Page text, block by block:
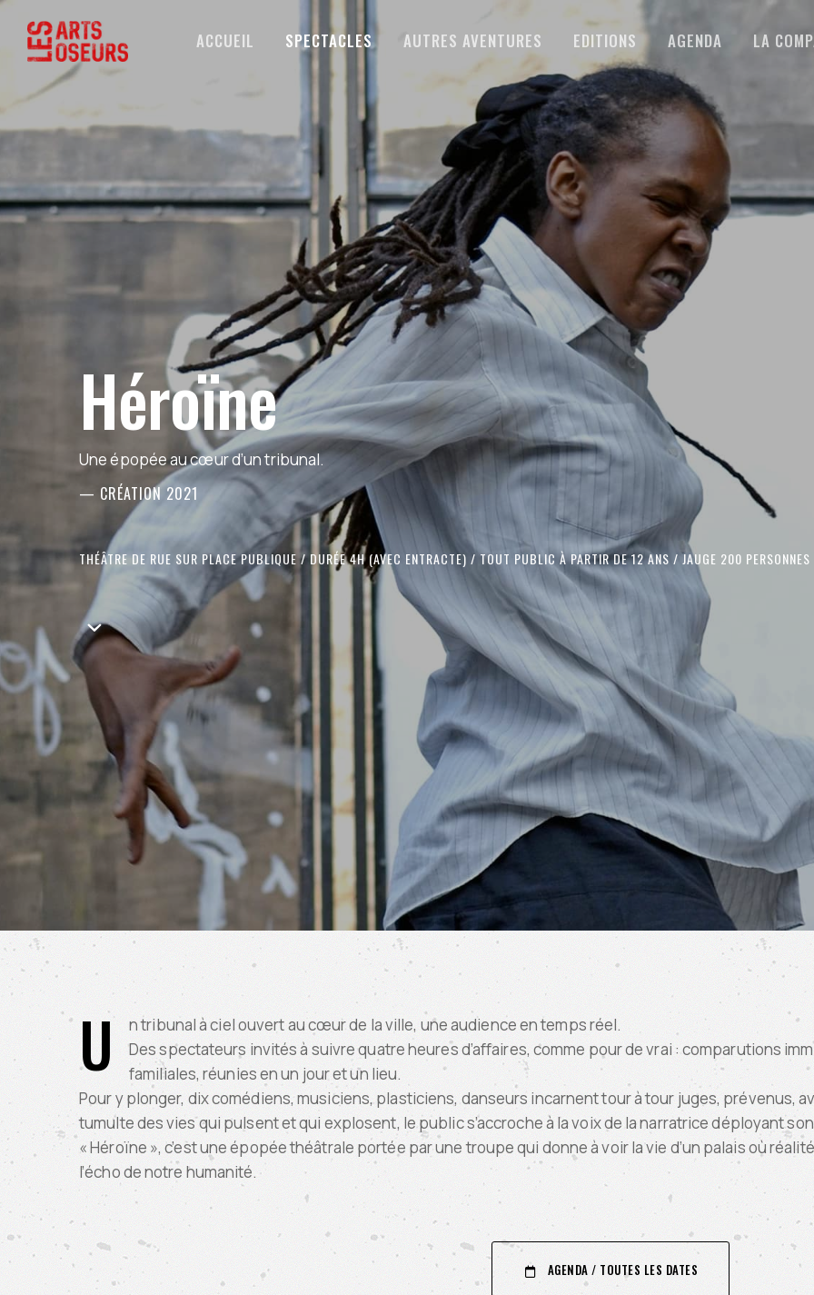
ACCUEIL SPECTACLES AUTRES AVENTURES EDITIONS AGENDA LA
Héroïne
Une épopée au cœur d’un tribunal.
— CRÉATION 2021
THÉÂTRE DE RUE SUR PLACE PUBLIQUE / DURÉE 4H (AVEC ENTRACTE) / TOUT PUBLIC À PARTIR DE 12 ANS / JAUGE 200 PERSONNES
U
n tribunal à ciel ouvert au cœur de la ville, une audience en temps réel.
Des spectateurs invités à suivre quatre heures d’affaires, comme pour de vrai : comparutions
familiales, réunies en un jour et un lieu.
Pour y plonger, dix comédiens, musiciens, plasticiens, danseurs incarnent tour à tour juges, prévenus,
tumulte des vies qui pulsent et qui explosent, le public s’accroche à la voix de la narratrice déployant
« Héroïne », c’est une épopée théâtrale portée par une troupe qui donne à voir la vie d’un palais où
l’écho de notre humanité.
AGENDA / TOUTES LES DATES